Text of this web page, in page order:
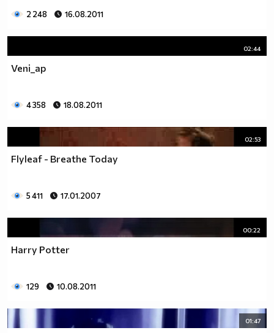
2 248 16.08.2011
02:44
Veni_ap
4 358 18.08.2011
02:53
Flyleaf - Breathe Today
5 411 17.01.2007
00:22
Harry Potter
129 10.08.2011
01:47